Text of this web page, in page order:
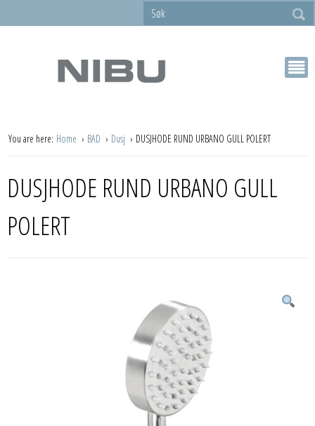
You are here: Home BAD Dusj DUSJHODE RUND URBANO GULL POLERT
DUSJHODE RUND URBANO GULL
POLERT